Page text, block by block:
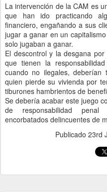
La intervención de la CAM es
que han ido practicando
financiero, engañando a sus
jugar a ganar en un
solo jugaban a ganar.
El descontrol y la desgana
que tienen la
cuando no ilegales,
quien pierde su vivienda por
tiburones hambrientos de
Se debería acabar este juego
de responsabilidad
encorbatados delincuentes de
Publicado 23rd